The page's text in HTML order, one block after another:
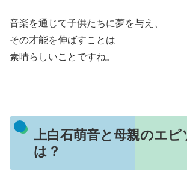
音楽を通じて子供たちに夢を与え、
その才能を伸ばすことは
素晴らしいことですね。
上白石萌音と母親のエピ
は？